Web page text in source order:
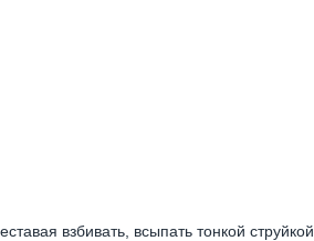
взбивать, всыпать тонкой струйкой